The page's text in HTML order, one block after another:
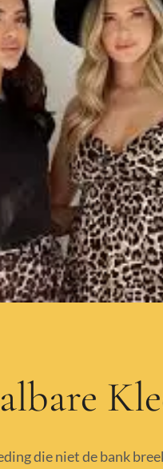
die niet de bank